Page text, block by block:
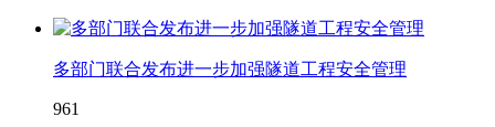
多部门联合发布进一步加强隧道工程安全管理
961